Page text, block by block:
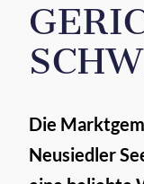
Die
Neusiedler